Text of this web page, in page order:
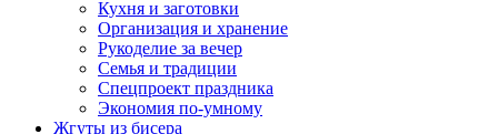
Кухня и заготовки
Организация и хранение
Рукоделие за вечер
Семья и традиции
Спецпроект праздника
Экономия по-умному
Жгуты из бисера